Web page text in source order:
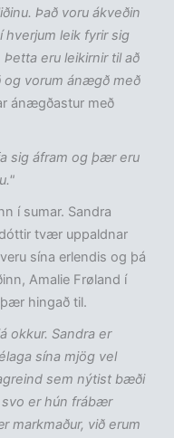
Það voru ákveðin
hverjum leik fyrir sig
eru leikirnir til að
og vorum ánægð með
ánægðastur með
sig áfram og þær eru
í sumar. Sandra
tvær uppaldnar
sína erlendis og þá
Amalie Frøland í
hingað til.
okkur. Sandra er
sína mjög vel
sem nýtist bæði
er hún frábær
markmaður, við erum